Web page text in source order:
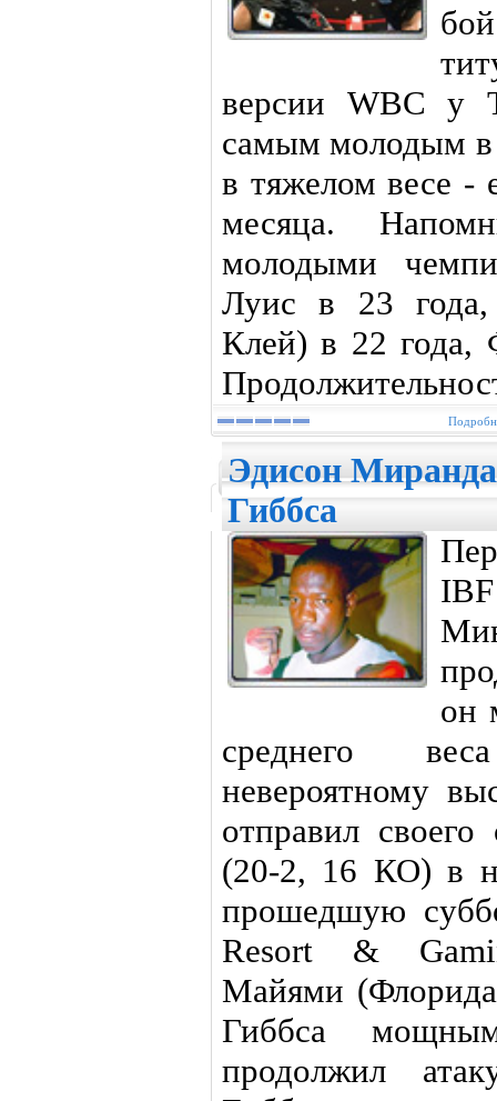
версии WBC у
самым молодым
в тяжелом весе
месяца.
молодыми
Луис в 23
Клей) в 22 года,
Эдисон
Гиббса
он
среднего
невероятному
отправил
(20-2, 16 КО) в
прошедшую
Resort &
Майями
Гиббса
продолжил